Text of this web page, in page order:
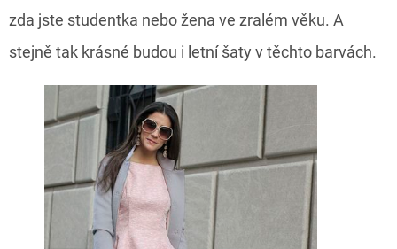
zda jste studentka nebo žena ve zralém věku. A
stejně tak krásné budou i letní šaty v těchto barvách.